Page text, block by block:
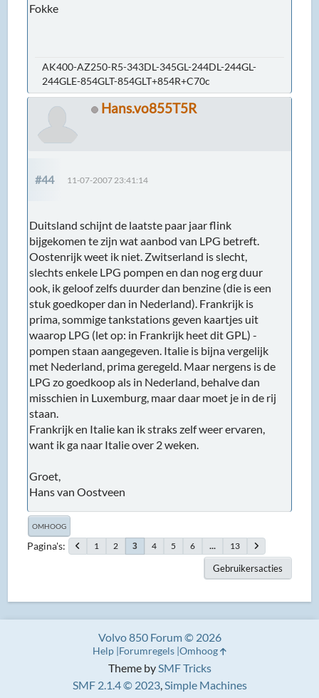
Fokke
AK400-AZ250-R5-343DL-345GL-244DL-244GL-
244GLE-854GLT-854GLT+854R+C70c
Hans.vo855T5R
#44 11-07-2007 23:41:14
Duitsland schijnt de laatste paar jaar flink
bijgekomen te zijn wat aanbod van LPG betreft.
Oostenrijk weet ik niet. Zwitserland is slecht,
slechts enkele LPG pompen en dan nog erg duur
ook, ik geloof zelfs duurder dan benzine (die is een
stuk goedkoper dan in Nederland). Frankrijk is
prima, sommige tankstations geven kaartjes uit
waarop LPG (let op: in Frankrijk heet dit GPL) -
pompen staan aangegeven. Italie is bijna vergelijk
met Nederland, prima geregeld. Maar nergens is de
LPG zo goedkoop als in Nederland, behalve dan
misschien in Luxemburg, maar daar moet je in de rij
staan.
Frankrijk en Italie kan ik straks zelf weer ervaren,
want ik ga naar Italie over 2 weken.
Groet,
Hans van Oostveen
OMHOOG
Pagina's 1 2 3 4 5 6 ... 13
Gebruikersacties
Theme bySMF Tricks
SMF 2.1.4 © 2023,Simple Machines
Volvo 850 Forum © 2026
Help Forumregels Omhoog